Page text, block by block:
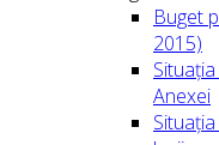
Buget
2015)
Anexei